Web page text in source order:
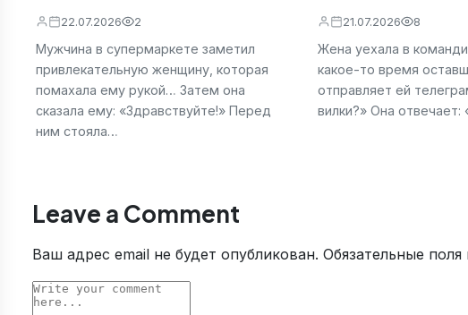
22.07.2026 2
Мужчина в супермаркете заметил
привлекательную женщину, которая
помахала ему рукой… Затем она
сказала ему: «Здравствуйте!» Перед
ним стояла…
21.07.2026 8
Жена уехала в
какое-то время
отправляет ей
вилки?» Она отвечает:
Leave a Comment
Ваш адрес email не будет опубликован. Обязательные
Comment